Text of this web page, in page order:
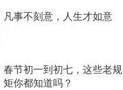
凡事不刻意，人生才如意
春节初一到初七，这些老规
矩你都知道吗？